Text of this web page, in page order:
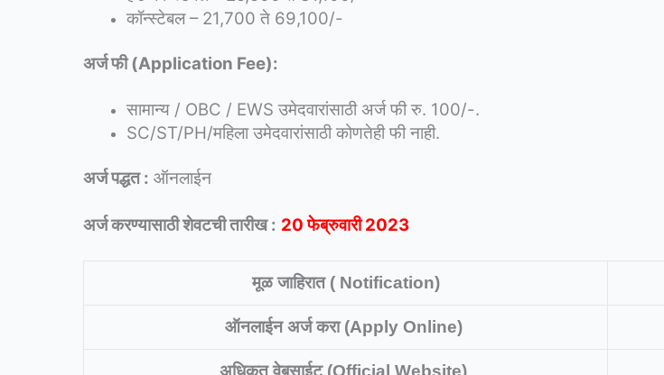
कॉन्स्टेबल – 21,700 ते 69,100/-
अर्ज फी (Application Fee):
सामान्य / OBC / EWS उमेदवारांसाठी अर्ज फी रु. 100/-.
SC/ST/PH/महिला उमेदवारांसाठी कोणतेही फी नाही.
अर्ज पद्धत : ऑनलाईन
अर्ज करण्यासाठी शेवटची तारीख : 20 फेब्रुवारी 2023
मूळ जाहिरात ( Notification)
ऑनलाईन अर्ज करा (Apply Online)
अधिकृत वेबसाईट (Official Website)